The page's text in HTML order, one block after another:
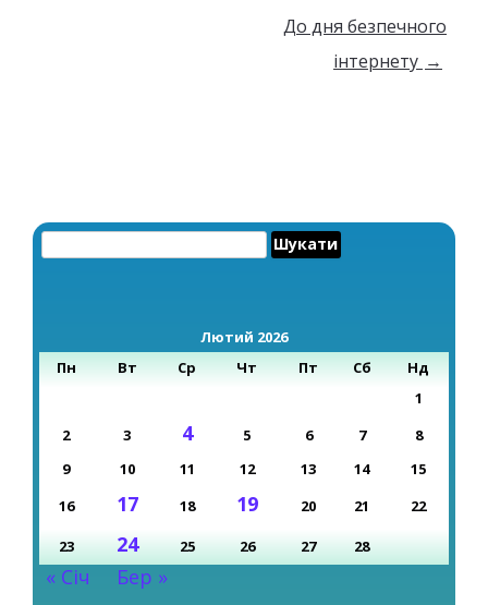
До дня безпечного
інтернету →
Лютий 2026
Пн
Вт Ср Чт Пт Сб
Нд
1
2
3 4 5 6 7
8
9
10 11 12 13 14
15
16
17 18 19 20 21 22
23 24 25 26 27 28
« Січ Бер »